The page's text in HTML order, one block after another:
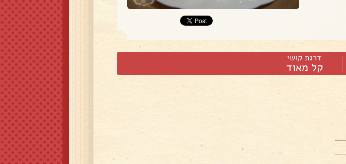
דרגת קושי
קל מאוד